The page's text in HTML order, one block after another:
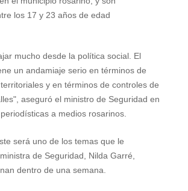
t
e
s
t
b
k
l
e
los 17 y 23 años de edad
mucho desde la política social. El
un andamiaje serio en términos de
y en términos de controles de
aseguró el ministro de Seguridad en
a medios rosarinos.
será uno de los temas que le
de Seguridad, Nilda Garré,
dentro de una semana.